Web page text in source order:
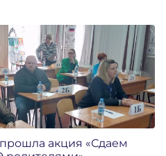
акция «Сдаем